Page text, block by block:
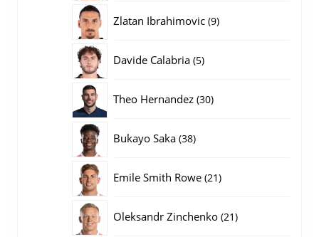
Zlatan Ibrahimovic 99
Davide Calabria 55
Theo Hernandez 3030
Bukayo Saka 3838
Emile Smith Rowe 2121
Oleksandr Zinchenko 2121